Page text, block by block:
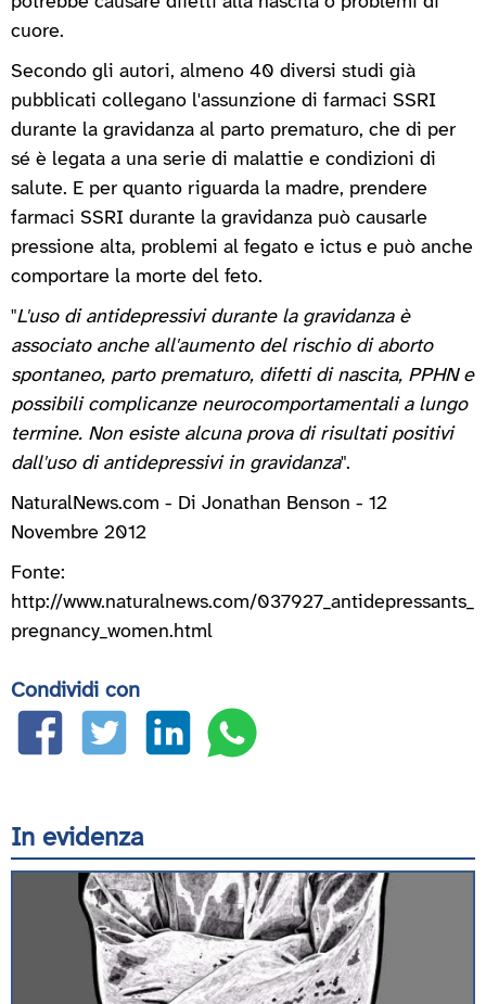
cuore.
Secondo gli autori, almeno 40 diversi studi già
pubblicati collegano l'assunzione di farmaci SSRI
durante la gravidanza al parto prematuro, che di per
sé è legata a una serie di malattie e condizioni di
salute. E per quanto riguarda la madre, prendere
farmaci SSRI durante la gravidanza può causarle
pressione alta, problemi al fegato e ictus e può anche
comportare la morte del feto.
"L'uso di antidepressivi durante la gravidanza è
associato anche all'aumento del rischio di aborto
spontaneo, parto prematuro, difetti di nascita, PPHN e
possibili complicanze neurocomportamentali a lungo
termine. Non esiste alcuna prova di risultati positivi
dall'uso di antidepressivi in gravidanza".
NaturalNews.com - Di Jonathan Benson - 12
Novembre 2012
Fonte:
http://www.naturalnews.com/037927_antidepressants_
pregnancy_women.html
Condividi con
In evidenza